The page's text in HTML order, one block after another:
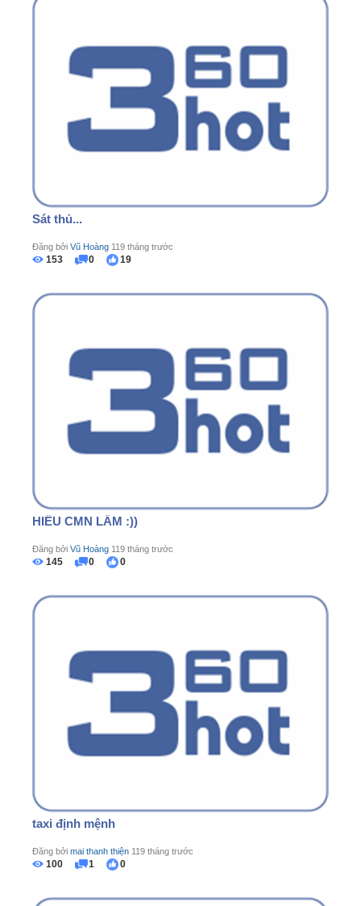
Sát thủ...
Đăng bởi Vũ Hoàng 119 tháng trước
153 0 19
HIỂU CMN LẦM :))
Đăng bởi Vũ Hoàng 119 tháng trước
145 0 0
taxi định mệnh
Đăng bởi mai thanh thiện 119 tháng trước
100 1 0